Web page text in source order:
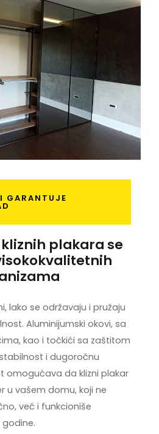
GARANTUJE
plakara se
lako se održavaju i pružaju
Aluminijumski okovi, sa
kao i točkići sa zaštitom
i dugoročnu
omogućava da klizni plakar
u vašem domu, koji ne
već i funkcioniše